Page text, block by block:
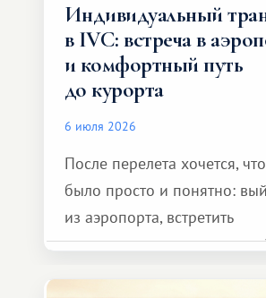
Индивидуальный
в IVC: встреча в
и комфортный путь
до курорта
6 июля 2026
После перелета хочется,
было просто и понятно:
из аэропорта, встретить
представителя